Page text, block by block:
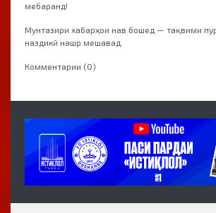
мебаранд!
Мунтазири хабарҳои нав бошед — тақвими
наздикӣ нашр мешавад.
Комментарии (0)